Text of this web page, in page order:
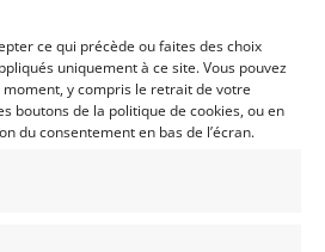
ce qui précède ou faites des choix
uniquement à ce site. Vous pouvez
y compris le retrait de votre
boutons de la politique de cookies, ou en
du consentement en bas de l’écran.
359 vues
basée sur un châssis de 1939.
85cv. Construite en Argentine
Vauxhall Villiard. PTH